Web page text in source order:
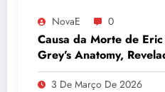
NovaE 0
Causa da Morte de
Grey’s Anatomy,
Lateral Amiotrófica
3 De Março De 2026